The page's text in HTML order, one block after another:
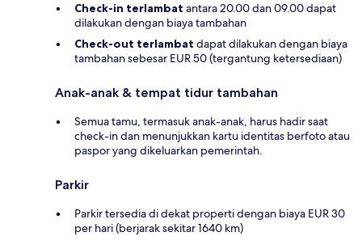
Check-in terlambat antara 20.00 dan 09.00 dapat
dilakukan dengan biaya tambahan
Check-out terlambat dapat dilakukan dengan biaya
tambahan sebesar EUR 50 (tergantung ketersediaan)
Anak-anak & tempat tidur tambahan
Semua tamu, termasuk anak-anak, harus hadir saat
check-in dan menunjukkan kartu identitas berfoto atau
paspor yang dikeluarkan pemerintah.
Parkir
Parkir tersedia di dekat properti dengan biaya EUR 30
per hari (berjarak sekitar 1640 km)